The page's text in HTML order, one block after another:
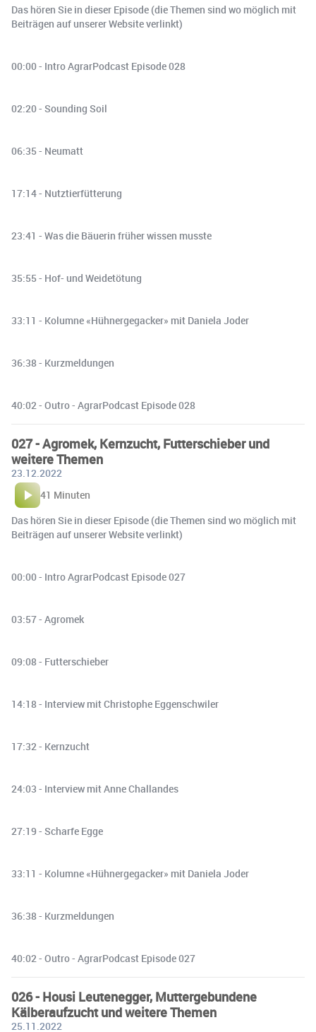
Das hören Sie in dieser Episode (die Themen sind wo möglich mit
Beiträgen auf unserer Website verlinkt)
00:00 - Intro AgrarPodcast Episode 028
02:20 - Sounding Soil
06:35 - Neumatt
17:14 - Nutztierfütterung
23:41 - Was die Bäuerin früher wissen musste
35:55 - Hof- und Weidetötung
33:11 - Kolumne «Hühnergegacker» mit Daniela Joder
36:38 - Kurzmeldungen
40:02 - Outro - AgrarPodcast Episode 028
027 - Agromek, Kernzucht, Futterschieber und
weitere Themen
23.12.2022
41 Minuten
Das hören Sie in dieser Episode (die Themen sind wo möglich mit
Beiträgen auf unserer Website verlinkt)
00:00 - Intro AgrarPodcast Episode 027
03:57 - Agromek
09:08 - Futterschieber
14:18 - Interview mit Christophe Eggenschwiler
17:32 - Kernzucht
24:03 - Interview mit Anne Challandes
27:19 - Scharfe Egge
33:11 - Kolumne «Hühnergegacker» mit Daniela Joder
36:38 - Kurzmeldungen
40:02 - Outro - AgrarPodcast Episode 027
026 - Housi Leutenegger, Muttergebundene
Kälberaufzucht und weitere Themen
25.11.2022